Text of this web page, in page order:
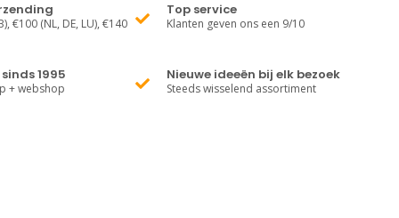
€100 (NL, DE, LU), €140
Top service
Klanten geven ons een 9/10
1995
+ webshop
Nieuwe ideeën bij elk bezoek
Steeds wisselend assortiment